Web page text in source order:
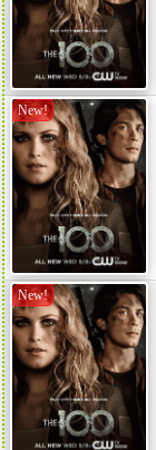
New!
New!